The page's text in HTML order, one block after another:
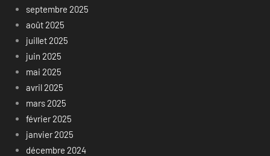
septembre 2025
août 2025
juillet 2025
juin 2025
mai 2025
avril 2025
mars 2025
février 2025
janvier 2025
décembre 2024